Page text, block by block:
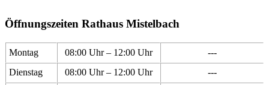
Öffnungszeiten Rathaus Mistelbach
Montag 08:00 Uhr – 12:00 Uhr
---
Dienstag
08:00 Uhr – 12:00 Uhr
---